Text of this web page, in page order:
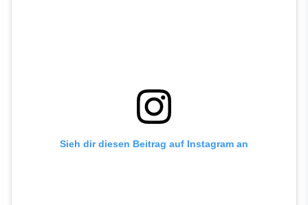
Sieh dir diesen Beitrag auf Instagram an